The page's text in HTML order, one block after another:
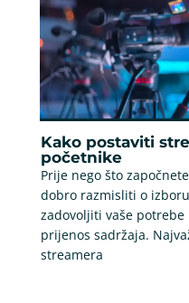
Kako postaviti
početnike
Prije nego što
dobro razmisliti o
zadovoljiti vaše
prijenos sadržaja.
streamera